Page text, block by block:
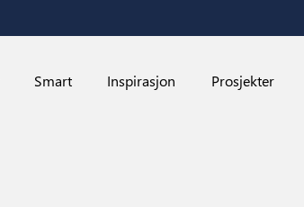
Smart Inspirasjon Prosjekter